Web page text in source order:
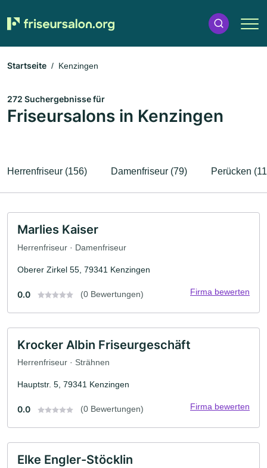
Startseite Kenzingen
272 Suchergebnisse für
Friseursalons in Kenzingen
Herrenfriseur (156) Damenfriseur (79) Perücken
Marlies Kaiser
Herrenfriseur · Damenfriseur
Oberer Zirkel 55, 79341 Kenzingen
0.0 (0 Bewertungen) Firma bewerten
Krocker Albin Friseurgeschäft
Herrenfriseur · Strähnen
Hauptstr. 5, 79341 Kenzingen
0.0 (0 Bewertungen) Firma bewerten
Elke Engler-Stöcklin